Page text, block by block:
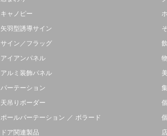
キャノピー
矢羽型誘導サイン
サイン／フラッグ
アイアンパネル
アルミ装飾パネル
パーテーション
天吊りボーダー
ポールパーテーション ／ ボラード
ドア関連製品